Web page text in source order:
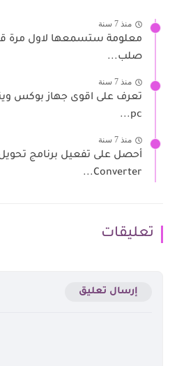
منذ 7 سنة
معلومة ستسمعها لاول مرة
صلب...
منذ 7 سنة
pc...
منذ 7 سنة
Converter...
تعليقات
إرسال تعليق